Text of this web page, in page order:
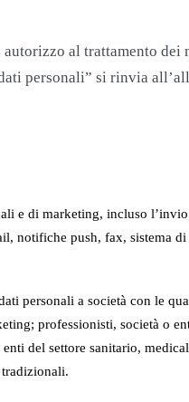
autorizzo al trattamento dei
personali” si rinvia
e di marketing, incluso
notifiche push, fax, sistema
personali a società con le
professionisti, società
del settore sanitario,